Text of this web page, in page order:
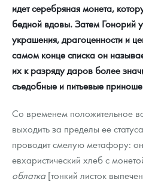
идет серебряная монета,
бедной вдовы. Затем Гонорий
украшения, драгоценности и
самом конце списка он
их к разряду даров более
съедобные и питьевые
Со временем положительное
выходить за пределы ее
проводит смелую метафору:
евхаристический хлеб с
облатка[тонкий листок